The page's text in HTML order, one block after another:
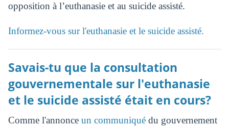
opposition à l’euthanasie et au suicide assisté.
Informez-vous sur l'euthanasie et le suicide assisté.
Savais-tu que la consultation
gouvernementale sur l'euthanasie
et le suicide assisté était en cours?
Comme l'annonce un communiquédu gouvernement